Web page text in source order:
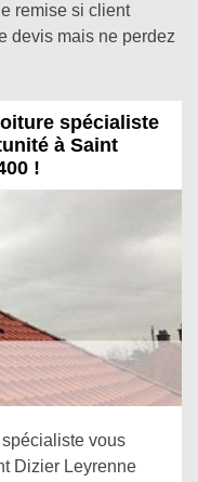
remise si client
devis mais ne perdez
spécialiste
à Saint
!
vous
Dizier Leyrenne